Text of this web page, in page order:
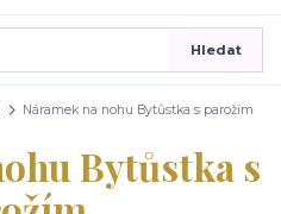
Hledat
Náramek na nohu Bytůstka s parožím
Bytůstka s